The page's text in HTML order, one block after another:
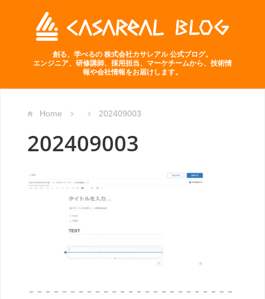
創る、学べるの 株式会社カサレアル 公式ブログ。
エンジニア、研修講師、採用担当、マーケチームから、技術情
報や会社情報をお届けします。
Home 202409003
202409003
－－－－－－－－－－－－－－－－－－－－－－－－－